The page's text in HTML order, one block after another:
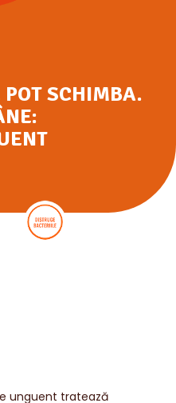
POT SCHIMBA.
unguent tratează